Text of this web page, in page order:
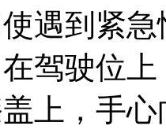
遇到紧
驾驶位
上，手